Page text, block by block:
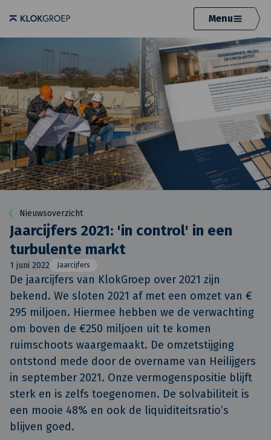
Menu
Nieuwsoverzicht
Jaarcijfers 2021: 'in control' in een
turbulente markt
1 juni 2022 Jaarcijfers
De jaarcijfers van KlokGroep over 2021 zijn
bekend. We sloten 2021 af met een omzet van €
295 miljoen. Hiermee hebben we de verwachting
om boven de €250 miljoen uit te komen
ruimschoots waargemaakt. De omzetstijging
ontstond mede door de overname van Heilijgers
in september 2021. Onze vermogenspositie blijft
sterk en is zelfs toegenomen. De solvabiliteit is
een mooie 48% en ook de liquiditeitsratio’s
blijven goed.